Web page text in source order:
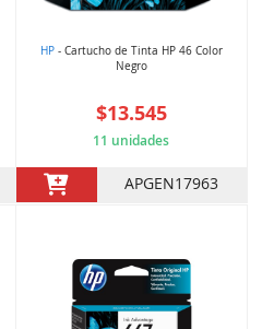
HP- Cartucho de Tinta HP 46 Color
Negro
$13.545
11 unidades
APGEN17963